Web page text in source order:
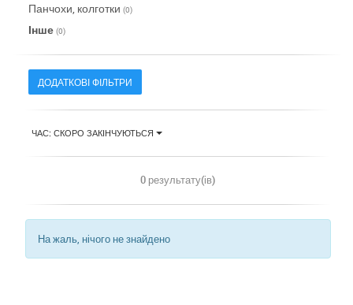
Панчохи, колготки (0)
Інше (0)
ДОДАТКОВІ ФІЛЬТРИ
ЧАС: СКОРО ЗАКІНЧУЮТЬСЯ
0 результату(ів)
На жаль, нічого не знайдено